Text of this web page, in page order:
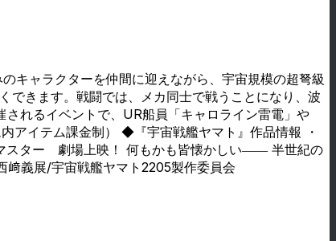
キャラクターを仲間に迎えながら、宇宙規模の超弩級
できます。戦闘では、メカ同士で戦うことになり、波
れるイベントで、UR船員「キャロライン雷電」や
アイテム課金制） ◆『宇宙戦艦ヤマト』作品情報 ・
スター 劇場上映！ 何もかも皆懐かしい―― 半世紀の
義展/宇宙戦艦ヤマト2205製作委員会